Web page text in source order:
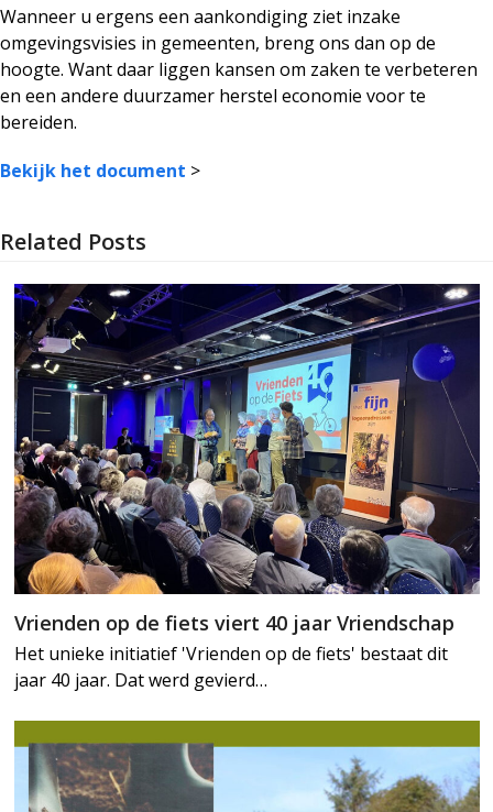
Wanneer u ergens een aankondiging ziet inzake
omgevingsvisies in gemeenten, breng ons dan op de
hoogte. Want daar liggen kansen om zaken te verbeteren
en een andere duurzamer herstel economie voor te
bereiden.
Bekijk het document >
Related Posts
Vrienden op de fiets viert 40 jaar Vriendschap
Het unieke initiatief 'Vrienden op de fiets' bestaat dit
jaar 40 jaar. Dat werd gevierd…